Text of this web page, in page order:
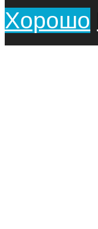
Хорошо